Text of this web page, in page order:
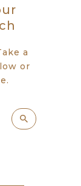
a
or
.